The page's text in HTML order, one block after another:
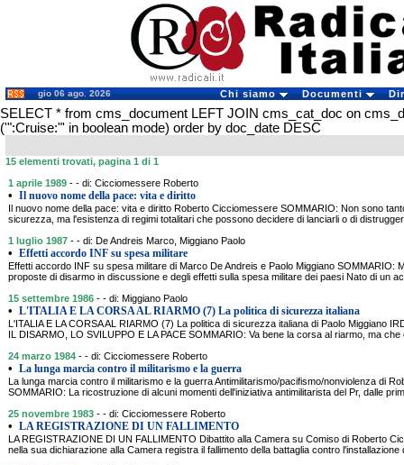
gio 06 ago. 2026 Chi siamo Documenti
SELECT * from cms_document LEFT JOIN cms_cat_doc on
('":Cruise:"' in boolean mode) order by doc_date DESC
15 elementi trovati, pagina 1 di 1
1 aprile 1989 - - di: Cicciomessere Roberto
• Il nuovo nome della pace: vita e diritto
Il nuovo nome della pace: vita e diritto Roberto Cicciomessere SOMMARIO: Non sono
sicurezza, ma l'esistenza di regimi totalitari che possono decidere di lanciarli o di
1 luglio 1987 - - di: De Andreis Marco, Miggiano Paolo
• Effetti accordo INF su spesa militare
Effetti accordo INF su spesa militare di Marco De Andreis e Paolo Miggiano SOMMARIO:
proposte di disarmo in discussione e degli effetti sulla spesa militare dei paesi Nato di un
15 settembre 1986 - - di: Miggiano Paolo
• L'ITALIA E LA CORSA AL RIARMO (7) La politica di sicurezza italiana
L'ITALIA E LA CORSA AL RIARMO (7) La politica di sicurezza italiana di Paolo Miggiano
IL DISARMO, LO SVILUPPO E LA PACE SOMMARIO: Va bene la corsa al riarmo, ma
24 marzo 1984 - - di: Cicciomessere Roberto
• La lunga marcia contro il militarismo e la guerra
La lunga marcia contro il militarismo e la guerra Antimilitarismo/pacifismo/nonviolenza di
SOMMARIO: La ricostruzione di alcuni momenti dell'iniziativa antimilitarista del Pr, dalle
25 novembre 1983 - - di: Cicciomessere Roberto
• LA REGISTRAZIONE DI UN FALLIMENTO
LA REGISTRAZIONE DI UN FALLIMENTO Dibattito alla Camera su Comiso di Roberto
nella sua dichiarazione alla Camera registra il fallimento della battaglia contro